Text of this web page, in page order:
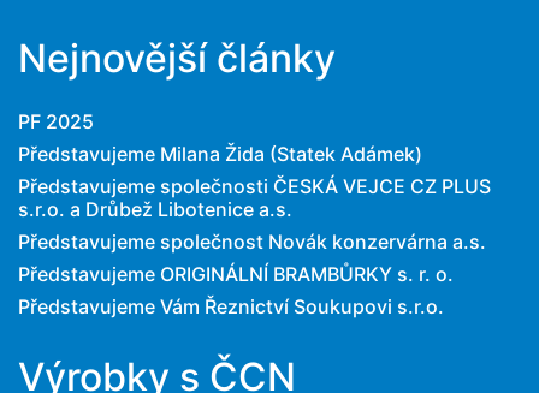
Nejnovější články
PF 2025
Představujeme Milana Žida (Statek Adámek)
Představujeme společnosti ČESKÁ VEJCE CZ PLUS
s.r.o. a Drůbež Libotenice a.s.
Představujeme společnost Novák konzervárna a.s.
Představujeme ORIGINÁLNÍ BRAMBŮRKY s. r. o.
Představujeme Vám Řeznictví Soukupovi s.r.o.
Výrobky s ČCN